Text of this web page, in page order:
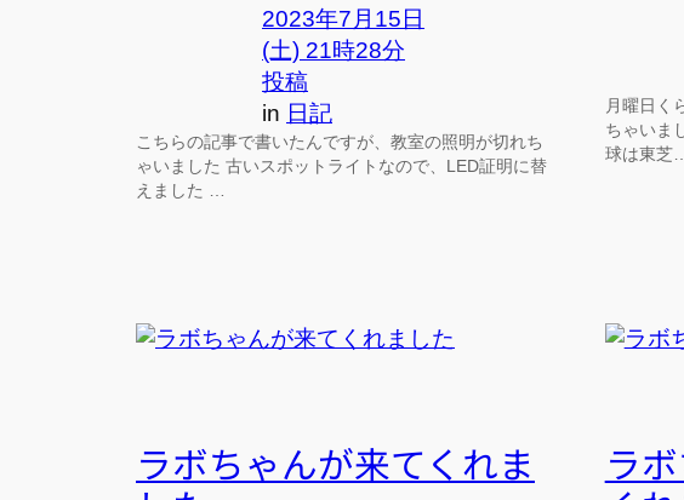
2023年7月15日
(土) 21時28分
投稿
in 日記
こちらの記事で書いたんですが、教室の照明が切れち
ゃいました 古いスポットライトなので、LED証明に替
えました …
月曜日く
ちゃいま
球は東芝
ラボちゃんが来てくれま
ラ